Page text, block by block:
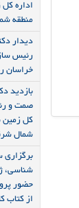
اداره
منطقه
دیدار
رئیس
خراسان
بازدید
صمت و
کل زمین
شمال
برگزاری
شناسی،
حضور
از کتاب